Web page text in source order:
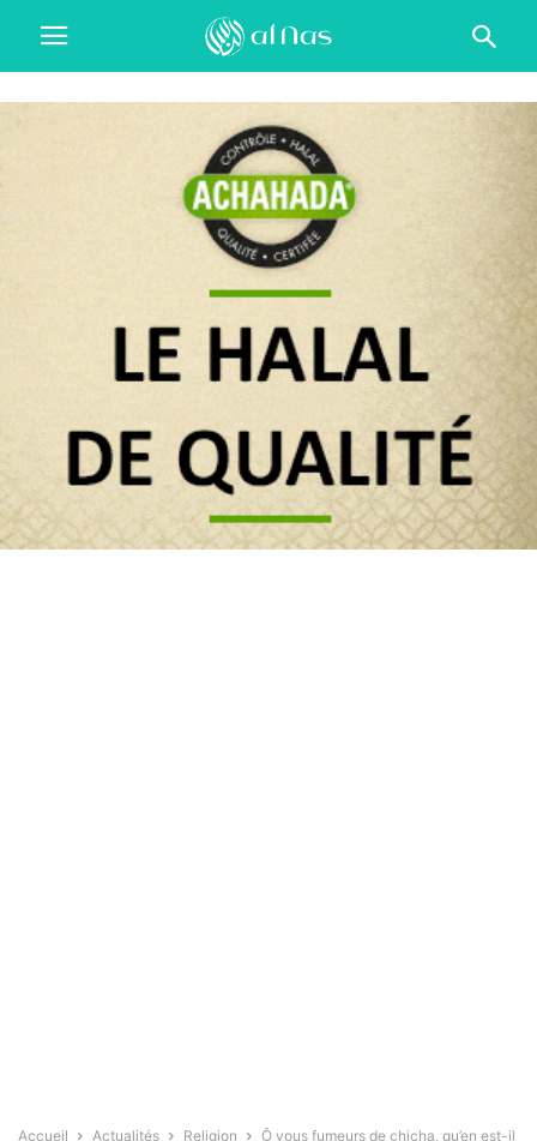
Accueil Actualités Religion
Ô vous fumeurs de chicha, qu’en est-il